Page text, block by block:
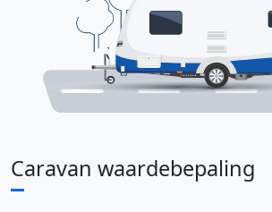
Caravan waardebepaling